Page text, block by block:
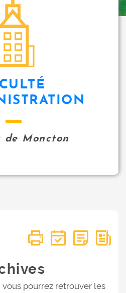
de Moncton
vous pourrez retrouver les